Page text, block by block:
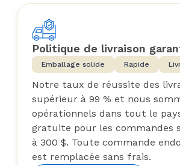
Politique de livraison
Emballage solide Rapide
Notre taux de réussite des
supérieur à 99 % et nous
opérationnels dans tout le
gratuite pour les commandes
à 300 $. Toute commande
est remplacée sans frais.